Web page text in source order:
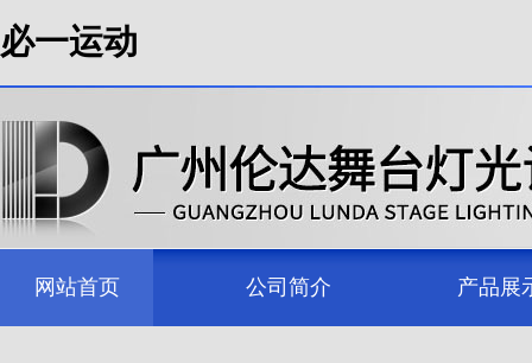
必一运动
网站首页 公司简介 产品展